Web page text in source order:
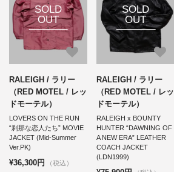
SOLD
OUT
RALEIGH / ラリー
（RED MOTEL / レッ
ドモーテル）
LOVERS ON THE RUN
“刹那な恋人たち” MOVIE
JACKET (Mid-Summer
Ver.PK)
¥36,300円 （税込）
SOLD
OUT
RALEIGH / ラリー
（RED MOTEL / レッ
ドモーテル）
RALEIGH x BOUNTY
HUNTER “DAWNING OF
A NEW ERA” LEATHER
COACH JACKET
(LDN1999)